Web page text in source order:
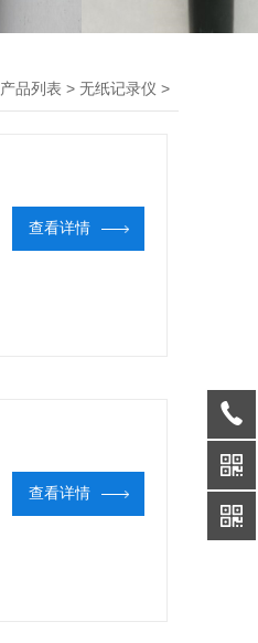
产品列表 > 无纸记录仪 >
查看详情
查看详情